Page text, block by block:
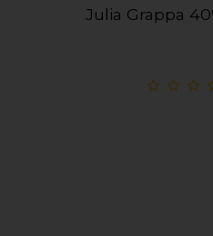
Julia Grappa